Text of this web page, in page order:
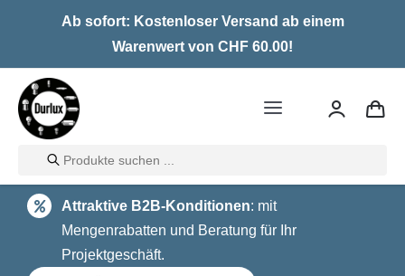
Ab sofort: Kostenloser Versand ab einem
Warenwert von CHF 60.00!
Toggle
Home
LED
Halogen
Products
search
Attraktive B2B-Konditionen: mit
Mengenrabatten und Beratung für Ihr
Projektgeschäft.